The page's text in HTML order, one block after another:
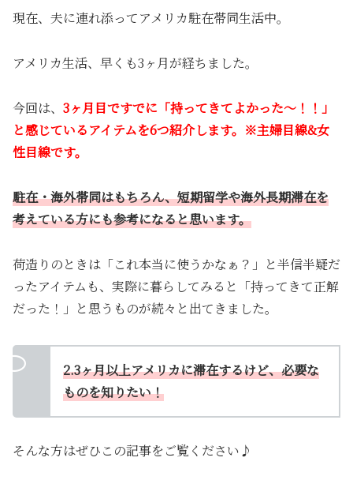
現在、夫に連れ添ってアメリカ駐在帯同生活中。
アメリカ生活、早くも3ヶ月が経ちました。
今回は、 3ヶ月目ですでに「持ってきてよかった〜！！」
と感じているアイテムを6つ紹介します。※主婦目線&女
性目線です。
駐在・海外帯同はもちろん、短期留学や海外長期滞在を
考えている方にも参考になると思います。
荷造りのときは「これ本当に使うかなぁ？」と半信半疑だ
ったアイテムも、実際に暮らしてみると「持ってきて正解
だった！」と思うものが続々と出てきました。
2.3ヶ月以上アメリカに滞在するけど、必要な
ものを知りたい！
そんな方はぜひこの記事をご覧ください♪